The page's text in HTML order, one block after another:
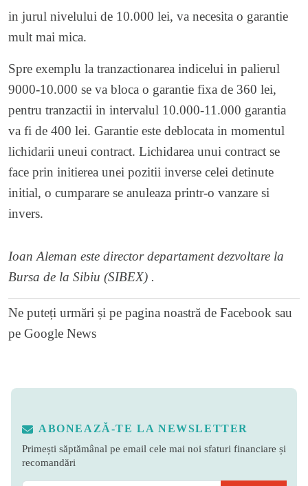
in jurul nivelului de 10.000 lei, va necesita o garantie
mult mai mica.
Spre exemplu la tranzactionarea indicelui in palierul
9000-10.000 se va bloca o garantie fixa de 360 lei,
pentru tranzactii in intervalul 10.000-11.000 garantia
va fi de 400 lei. Garantie este deblocata in momentul
lichidarii uneui contract. Lichidarea unui contract se
face prin initierea unei pozitii inverse celei detinute
initial, o cumparare se anuleaza printr-o vanzare si
invers.
Ioan Aleman este director departament dezvoltare la
Bursa de la Sibiu (SIBEX) .
Ne puteți urmări și pe pagina noastră de Facebook sau
pe Google News
ABONEAZĂ-TE LA NEWSLETTER
Primești săptămânal pe email cele mai noi sfaturi financiare și
recomandări